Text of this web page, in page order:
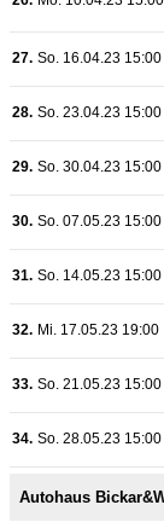
27. So. 16.04.23 15:00
28. So. 23.04.23 15:00
29. So. 30.04.23 15:00
30. So. 07.05.23 15:00
31. So. 14.05.23 15:00
32. Mi. 17.05.23 19:00
33. So. 21.05.23 15:00
34. So. 28.05.23 15:00
Autohaus